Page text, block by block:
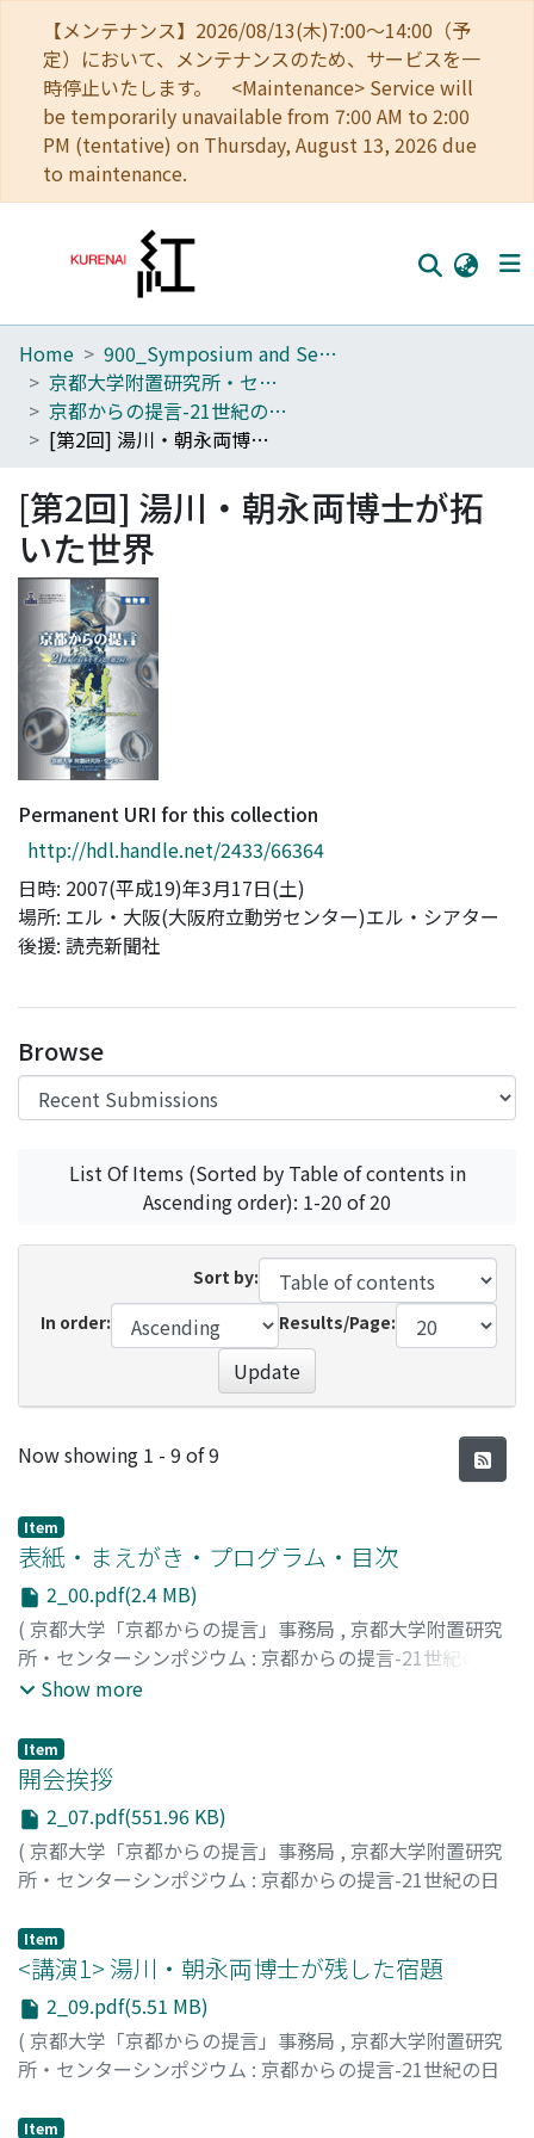
【メンテナンス】2026/08/13(木)7:00～14:00（予
定）において、メンテナンスのため、サービスを一
時停止いたします。 <Maintenance> Service will
be temporarily unavailable from 7:00 AM to 2:00
PM (tentative) on Thursday, August 13, 2026 due
to maintenance.
Home
Communities
Browse
Download Ranking
Access Statistics
Library Network
Home
900_Symposium and Seminar in Kyoto University
京都大学附置研究所・センターシンポジウム
京都からの提言-21世紀の日本を考える
[第2回] 湯川・朝永両博士が拓いた世界
[第2回] 湯川・朝永両博士が拓
いた世界
Permanent URI for this collection
http://hdl.handle.net/2433/66364
日時: 2007(平成19)年3月17日(土)
場所: エル・大阪(大阪府立動労センター)エル・シアター
後援: 読売新聞社
Browse
List Of Items (Sorted by Table of contents in
Ascending order): 1-20 of 20
Sort by:
In order:
Results/Page:
Update
Recent Submissions
Now showing 1 - 9 of 9
Item
表紙・まえがき・プログラム・目次
2_00.pdf(2.4 MB)
( 京都大学「京都からの提言」事務局 , 京都大学附置研究
所・センターシンポジウム : 京都からの提言-21世紀の日
本を考える,Volume 2
Show more
Item
開会挨拶
2_07.pdf(551.96 KB)
( 京都大学「京都からの提言」事務局 , 京都大学附置研究
所・センターシンポジウム : 京都からの提言-21世紀の日
尾池, 和夫
Item
<講演1> 湯川・朝永両博士が残した宿題
2_09.pdf(5.51 MB)
( 京都大学「京都からの提言」事務局 , 京都大学附置研究
所・センターシンポジウム : 京都からの提言-21世紀の日
九後, 太一
Item